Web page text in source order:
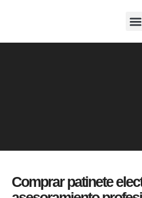
Comprar patinete